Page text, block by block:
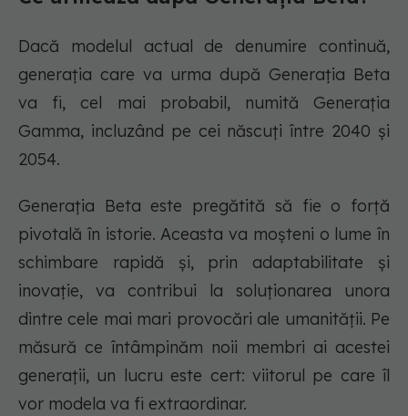
Dacă modelul actual de denumire continuă,
generația care va urma după Generația Beta
va fi, cel mai probabil, numită Generația
Gamma, incluzând pe cei născuți între 2040 și
2054.
Generația Beta este pregătită să fie o forță
pivotală în istorie. Aceasta va moșteni o lume în
schimbare rapidă și, prin adaptabilitate și
inovație, va contribui la soluționarea unora
dintre cele mai mari provocări ale umanității. Pe
măsură ce întâmpinăm noii membri ai acestei
generații, un lucru este cert: viitorul pe care îl
vor modela va fi extraordinar.